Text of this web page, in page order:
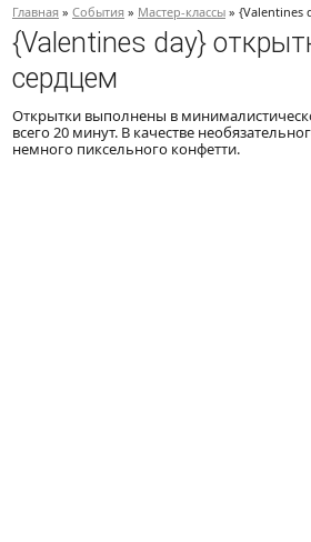
Главная » События » Мастер-классы » {Valentines
{Valentines day}
сердцем
Открытки выполнены в
всего 20 минут. В качестве
немного пиксельного конфетти.